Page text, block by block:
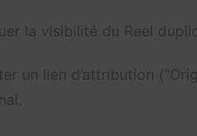
la visibilité du Reel
un lien d’attribution